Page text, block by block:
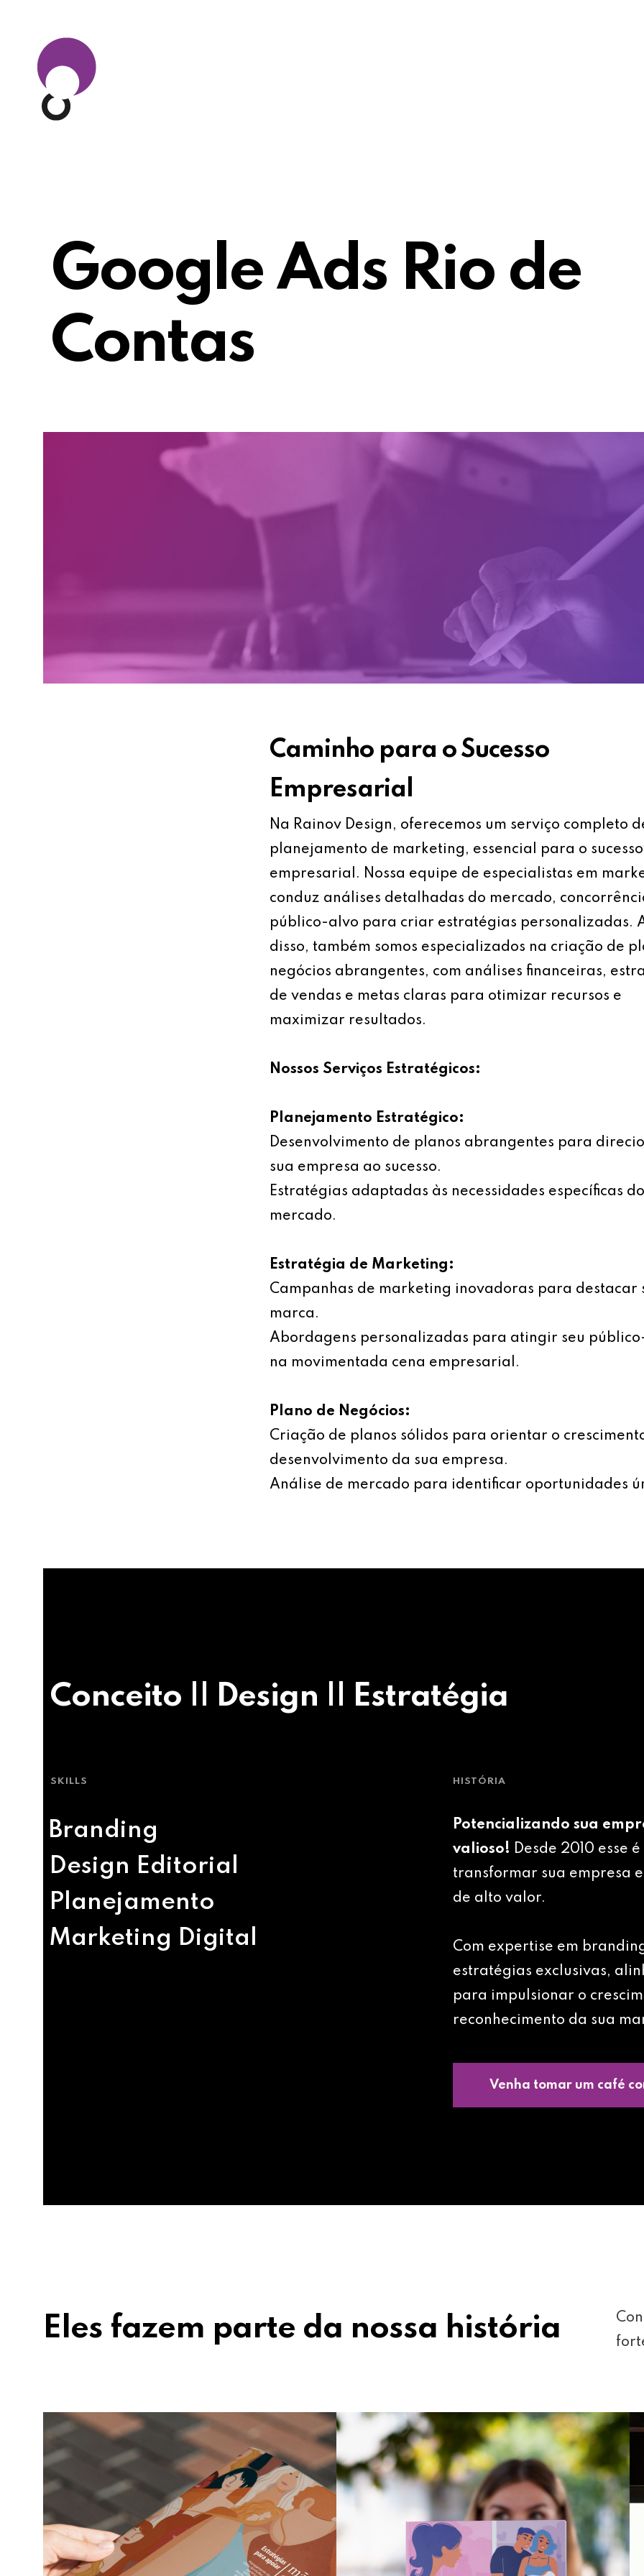
Google Ads Rio de
Contas
Caminho para o Sucesso
Empresarial
Na Rainov Design, oferecemos um serviço completo
planejamento de marketing, essencial para o sucesso
empresarial. Nossa equipe de especialistas em
conduz análises detalhadas do mercado,
público-alvo para criar estratégias personalizadas.
disso, também somos especializados na criação de
negócios abrangentes, com análises financeiras,
de vendas e metas claras para otimizar recursos e
maximizar resultados.
Nossos Serviços Estratégicos:
Planejamento Estratégico:
Desenvolvimento de planos abrangentes para
sua empresa ao sucesso.
Estratégias adaptadas às necessidades específicas do
mercado.
Estratégia de Marketing:
Campanhas de marketing inovadoras para destacar
marca.
Abordagens personalizadas para atingir seu
na movimentada cena empresarial.
Plano de Negócios:
Criação de planos sólidos para orientar o
desenvolvimento da sua empresa.
Análise de mercado para identificar oportunidades
Conceito || Design || Estratégia
SKILLS
Branding
Design Editorial
Planejamento
Marketing Digital
HISTÓRIA
Potencializando sua
valioso! Desde 2010 esse
transformar sua empresa
de alto valor.
Com expertise em
estratégias exclusivas,
para impulsionar o
reconhecimento da sua
Venha tomar um café
Eles fazem parte da nossa história